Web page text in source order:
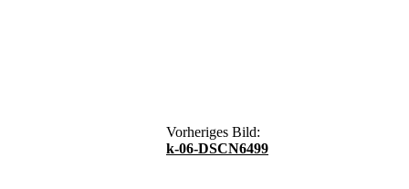
Vorheriges Bild:
k-06-DSCN6499